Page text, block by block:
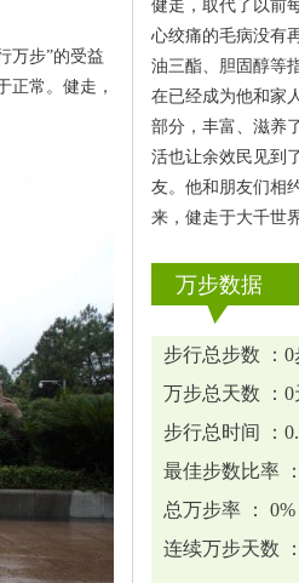
万步”的受益
正常。健走，
健走，取代了以前
心绞痛的毛病没有
油三酯、胆固醇等
在已经成为他和家
部分，丰富、滋养
活也让余效民见到
友。他和朋友们相
来，健走于大千世
万步数据
步行总步数 ：0
万步总天数 ：0
步行总时间 ：
最佳步数比率
总万步率 ： 0%
连续万步天数